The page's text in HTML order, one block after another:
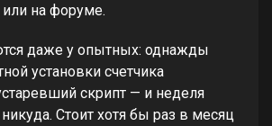
на форуме.
даже у опытных: однажды
установки счетчика
скрипт — и неделя
Стоит хотя бы раз в месяц